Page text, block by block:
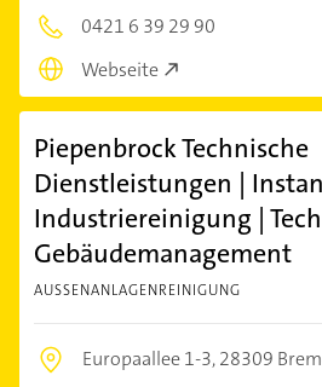
0421 6 39 29 90
Webseite
Piepenbrock Technische
Dienstleistungen |
Industriereinigung |
Gebäudemanagement
AUSSENANLAGENREINIGUNG
Europaallee 1-3,28309